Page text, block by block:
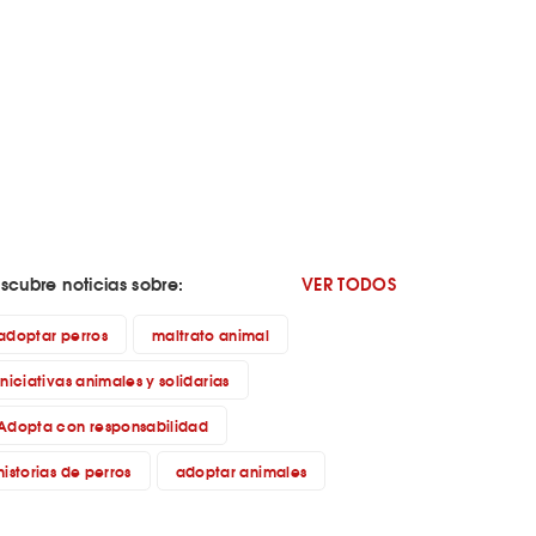
noticias sobre: VER TODOS
perros
maltrato animal
animales y solidarias
con responsabilidad
de perros
adoptar animales